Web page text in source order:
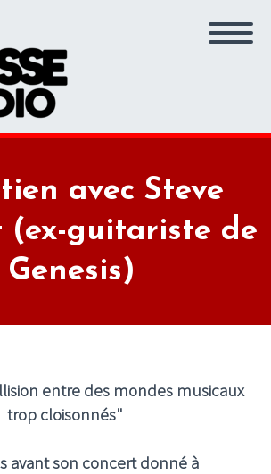
avec Steve
(ex-guitariste de
Genesis)
entre des mondes musicaux
trop cloisonnés"
avant son concert donné à